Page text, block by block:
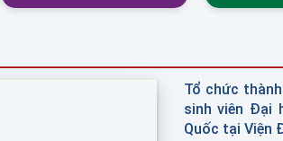
Tổ chức
sinh viên Đại
Quốc tại Viện